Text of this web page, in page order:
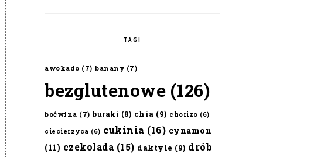
TAGI
awokado (7) banany (7)
bezglutenowe (126)
boćwina (7) buraki (8) chia (9) chorizo (6)
ciecierzyca (6) cukinia (16) cynamon
(11) czekolada (15) daktyle (9) drób